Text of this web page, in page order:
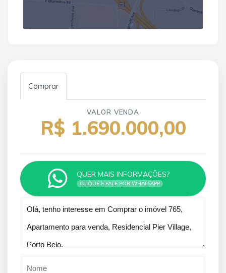
Comprar
VALOR VENDA
R$ 1.690.000,00
QUER MAIS INFORMAÇÕES?
CLIQUE E FALE POR WHATSAPP